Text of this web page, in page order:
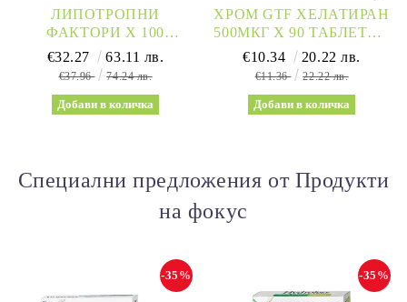
ЛИПОТРОПНИ
ФАКТОРИ Х 100
ТАБЛЕТКИ СОЛГАР |
LIPOTROPIC FACTORS
€32.27 63.11 лв.
€37.96 74.24 лв.
ХРОМ GTF ХЕЛАТИРАН
500МКГ Х 90 ТАБЛЕТКИ
NATURAL FACTORS |
CHROMIUM
€10.34 20.22 лв.
€11.36 22.22 лв.
Специални предложения от Продукти
на фокус
-35% -35%